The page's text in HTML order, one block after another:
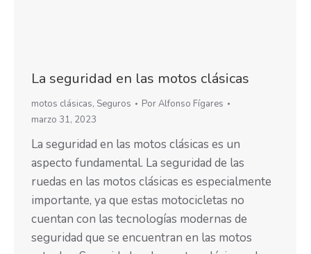
La seguridad en las motos clásicas
motos clásicas, Seguros PorAlfonso Fígares
marzo 31, 2023
La seguridad en las motos clásicas es un
aspecto fundamental. La seguridad de las
ruedas en las motos clásicas es especialmente
importante, ya que estas motocicletas no
cuentan con las tecnologías modernas de
seguridad que se encuentran en las motos